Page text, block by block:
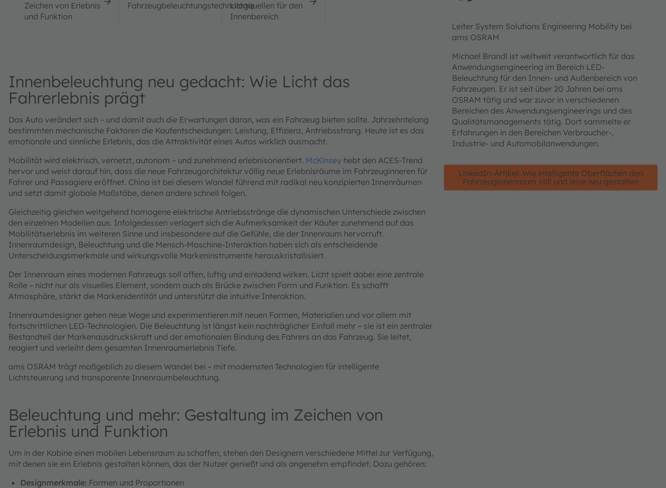
Zeichen von Erlebnis
und Funktion
FahrzeugbeleuchtungstechnologieLichtquellen für den
Innenbereich
Innenbeleuchtung neu gedacht: Wie Licht das
Fahrerlebnis prägt
Das Auto verändert sich – und damit auch die Erwartungen daran, was ein Fahrzeug bieten sollte. Jahrzehntelang
bestimmten mechanische Faktoren die Kaufentscheidungen: Leistung, Effizienz, Antriebsstrang. Heute ist es das
emotionale und sinnliche Erlebnis, das die Attraktivität eines Autos wirklich ausmacht.
Mobilität wird elektrisch, vernetzt, autonom – und zunehmend erlebnisorientiert. McKinsey hebt den ACES-Trend
hervor und weist darauf hin, dass die neue Fahrzeugarchitektur völlig neue Erlebnisräume im Fahrzeuginneren für
Fahrer und Passagiere eröffnet. China ist bei diesem Wandel führend mit radikal neu konzipierten Innenräumen
und setzt damit globale Maßstäbe, denen andere schnell folgen.
Gleichzeitig gleichen weitgehend homogene elektrische Antriebsstränge die dynamischen Unterschiede zwischen
den einzelnen Modellen aus. Infolgedessen verlagert sich die Aufmerksamkeit der Käufer zunehmend auf das
Mobilitätserlebnis im weiteren Sinne und insbesondere auf die Gefühle, die der Innenraum hervorruft.
Innenraumdesign, Beleuchtung und die Mensch-Maschine-Interaktion haben sich als entscheidende
Unterscheidungsmerkmale und wirkungsvolle Markeninstrumente herauskristallisiert.
Der Innenraum eines modernen Fahrzeugs soll offen, luftig und einladend wirken. Licht spielt dabei eine zentrale
Rolle – nicht nur als visuelles Element, sondern auch als Brücke zwischen Form und Funktion. Es schafft
Atmosphäre, stärkt die Markenidentität und unterstützt die intuitive Interaktion.
Innenraumdesigner gehen neue Wege und experimentieren mit neuen Formen, Materialien und vor allem mit
fortschrittlichen LED-Technologien. Die Beleuchtung ist längst kein nachträglicher Einfall mehr – sie ist ein zentraler
Bestandteil der Markenausdruckskraft und der emotionalen Bindung des Fahrers an das Fahrzeug. Sie leitet,
reagiert und verleiht dem gesamten Innenraumerlebnis Tiefe.
ams OSRAM trägt maßgeblich zu diesem Wandel bei – mit modernsten Technologien für intelligente
Lichtsteuerung und transparente Innenraumbeleuchtung.
Beleuchtung und mehr: Gestaltung im Zeichen von
Erlebnis und Funktion
Um in der Kabine einen mobilen Lebensraum zu schaffen, stehen den Designern verschiedene Mittel zur Verfügung,
mit denen sie ein Erlebnis gestalten können, das der Nutzer genießt und als angenehm empfindet. Dazu gehören:
Designmerkmale: Formen und Proportionen
Leiter System Solutions Engineering Mobility bei
ams OSRAM
Michael Brandl ist weltweit verantwortlich für das
Anwendungsengineering im Bereich LED-
Beleuchtung für den Innen- und Außenbereich von
Fahrzeugen. Er ist seit über 20 Jahren bei ams
OSRAM tätig und war zuvor in verschiedenen
Bereichen des Anwendungsengineerings und des
Qualitätsmanagements tätig. Dort sammelte er
Erfahrungen in den Bereichen Verbraucher-,
Industrie- und Automobilanwendungen.
LinkedIn-Artikel: Wie intelligente Oberflächen den
Fahrzeuginnenraum still und leise neu gestalten